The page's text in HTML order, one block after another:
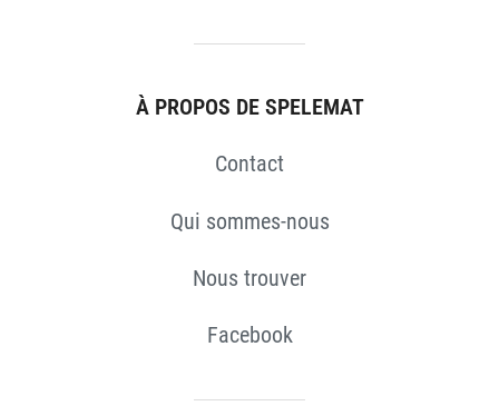
À PROPOS DE SPELEMAT
Contact
Qui sommes-nous
Nous trouver
Facebook